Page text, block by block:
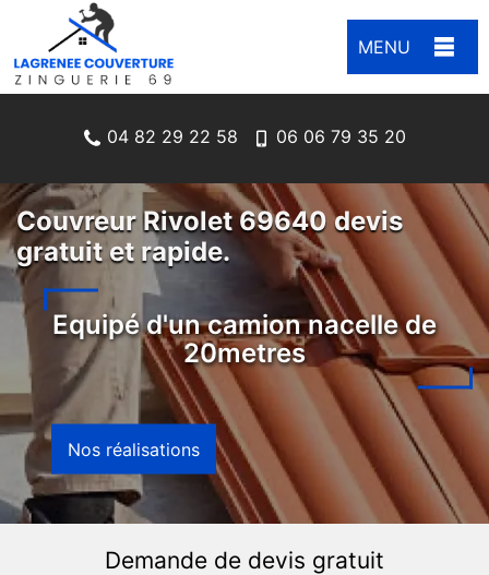
MENU
04 82 29 22 58 06 06 79 35 20
Couvreur Rivolet 69640 devis
gratuit et rapide.
Equipé d'un camion nacelle de
20metres
Nos réalisations
Demande de devis gratuit